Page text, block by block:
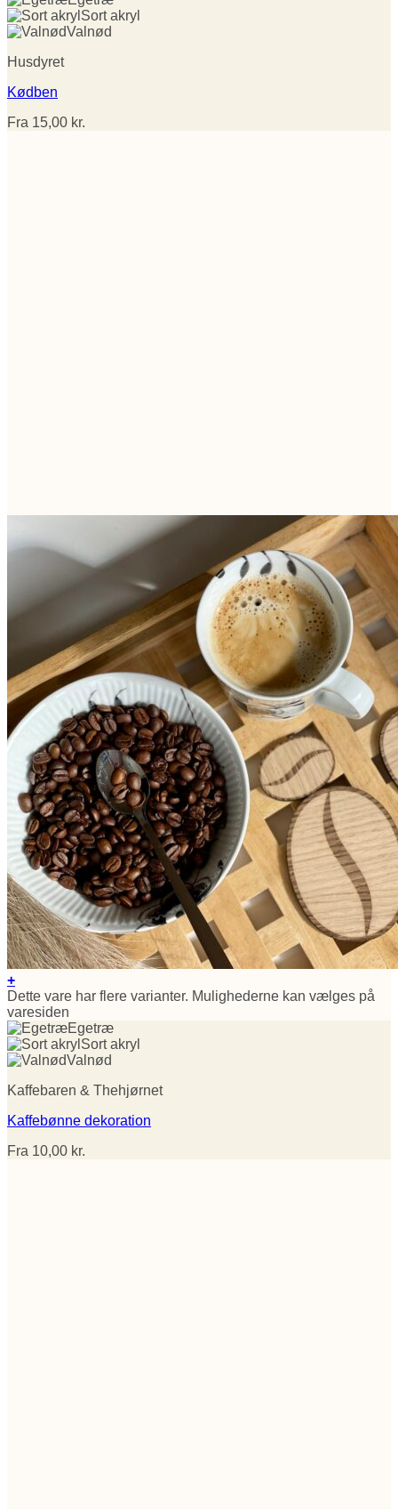
Sort akryl
Valnød
Husdyret
Kødben
Fra 15,00 kr.
+
Dette vare har flere varianter. Mulighederne kan vælges på
varesiden
Egetræ
Sort akryl
Valnød
Kaffebaren & Thehjørnet
Kaffebønne dekoration
Fra 10,00 kr.